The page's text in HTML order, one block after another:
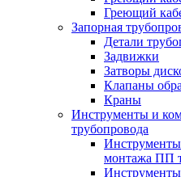
Греющий
Запорная
Детали
Задвижки
Затворы
Клапаны
Краны
Инструменты и
трубопровода
монтажа ПП